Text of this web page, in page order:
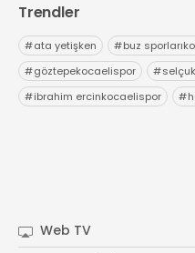
Trendler
#ata yetişken #buz
#göztepekocaelispor #
#ibrahim ercinkocaelispor #
Web TV